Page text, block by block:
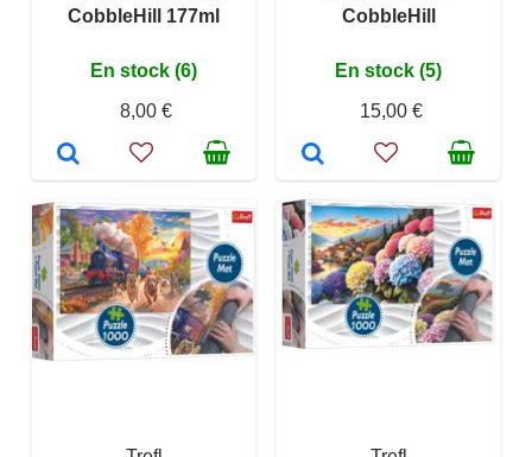
CobbleHill 177ml
En stock (6)
8,00 €
CobbleHill
En stock (5)
15,00 €